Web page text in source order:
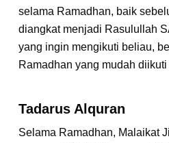
selama Ramadhan, baik
diangkat menjadi Rasulullah
yang ingin mengikuti beliau,
Ramadhan yang mudah
Tadarus Alquran
Selama Ramadhan, Malaikat